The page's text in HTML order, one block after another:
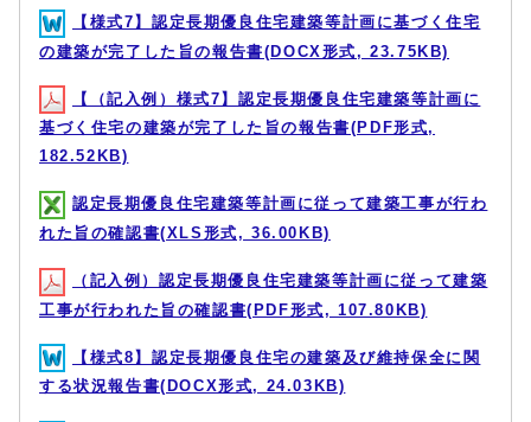
【様式7】認定長期優良住宅建築等計画に基づく住宅
の建築が完了した旨の報告書(DOCX形式, 23.75KB)
【（記入例）様式7】認定長期優良住宅建築等計画に
基づく住宅の建築が完了した旨の報告書(PDF形式,
182.52KB)
認定長期優良住宅建築等計画に従って建築工事が行わ
れた旨の確認書(XLS形式, 36.00KB)
（記入例）認定長期優良住宅建築等計画に従って建築
工事が行われた旨の確認書(PDF形式, 107.80KB)
【様式8】認定長期優良住宅の建築及び維持保全に関
する状況報告書(DOCX形式, 24.03KB)